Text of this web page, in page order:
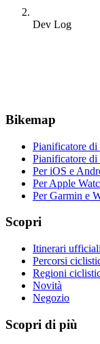
Dev Log
Bikemap
Pianificatore di
Pianificatore di
Per iOS e
Per Apple
Per Garmin e
Scopri
Itinerari ufficiali
Percorsi
Regioni
Novità
Negozio
Scopri di più